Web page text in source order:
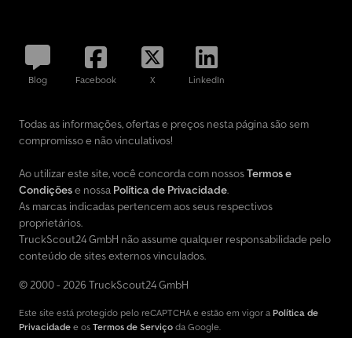
Blog Facebook X LinkedIn
Todas as informações, ofertas e preços nesta página são sem
compromisso e não vinculativos!
Ao utilizar este site, você concorda com nossosTermos e
Condiçõese nossa Política de Privacidade.
As marcas indicadas pertencem aos seus respectivos
proprietários.
TruckScout24 GmbH não assume qualquer responsabilidade pelo
conteúdo de sites externos vinculados.
© 2000 - 2026 TruckScout24 GmbH
Este site está protegido pelo reCAPTCHA e estão em vigor a Política de
Privacidade e os Termos de Serviço da Google.